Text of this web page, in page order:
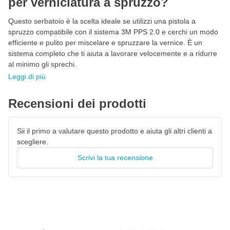
Questo serbatoio è la scelta ideale se utilizzi una pistola a
spruzzo compatibile con il sistema 3M PPS 2.0 e cerchi un modo
efficiente e pulito per miscelare e spruzzare la vernice. È un
sistema completo che ti aiuta a lavorare velocemente e a ridurre
al minimo gli sprechi.
Leggi di più
Recensioni dei prodotti
Sii il primo a valutare questo prodotto e aiuta gli altri clienti a
scegliere.
Scrivi la tua recensione